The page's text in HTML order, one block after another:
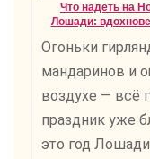
Что надеть на
Лошади:
Огоньки
мандаринов и
воздухе — всё
праздник уже
это год